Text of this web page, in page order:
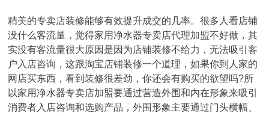
精美的专卖店装修能够有效提升成交的几率。很多人看店铺
没什么客流量，觉得家用净水器专卖店代理加盟不好做，其
实没有客流量很大原因是因为店铺装修不给力，无法吸引客
户入店咨询，这跟淘宝店铺装修一个道理，如果你到人家的
网店买东西，看到装修很差劲，你还会有购买的欲望吗?所
以家用净水器专卖店加盟要通过营造外围和内在形象来吸引
消费者入店咨询和选购产品，外围形象主要通过门头横幅、